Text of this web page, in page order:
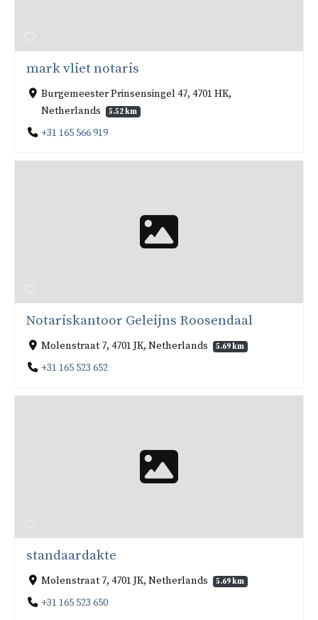
mark vliet notaris
Burgemeester Prinsensingel 47, 4701 HK,
Netherlands
5.52 km
+31 165 566 919
Notariskantoor Geleijns Roosendaal
Molenstraat 7, 4701 JK, Netherlands 5.69 km
+31 165 523 652
standaardakte
Molenstraat 7, 4701 JK, Netherlands 5.69 km
+31 165 523 650